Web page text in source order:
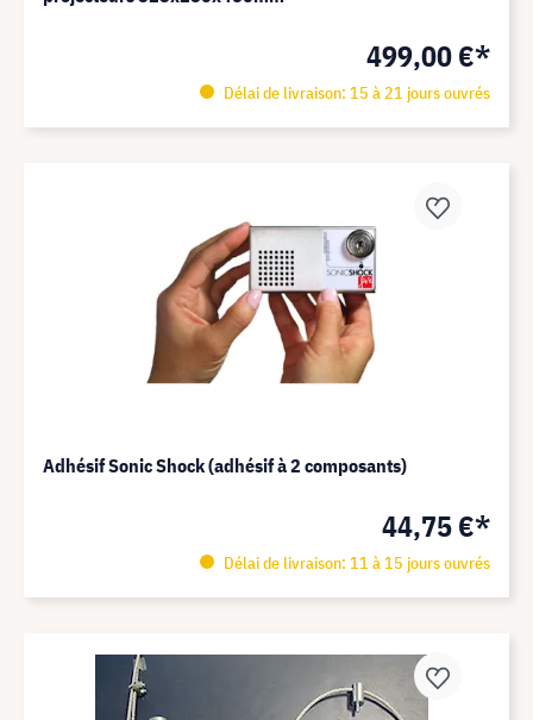
499,00 €*
Délai de livraison: 15 à 21 jours ouvrés
Adhésif Sonic Shock (adhésif à 2 composants)
44,75 €*
Délai de livraison: 11 à 15 jours ouvrés